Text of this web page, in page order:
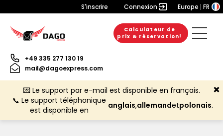
S'inscrire Connexion Europe FR
Calculateur de
prix & réservation!
+49 335 277 130 19
mail@dagoexpress.com
💌 Le support par e-mail est disponible en français.
📞 Le support téléphonique
est disponible en
anglais,allemandetpolonais.